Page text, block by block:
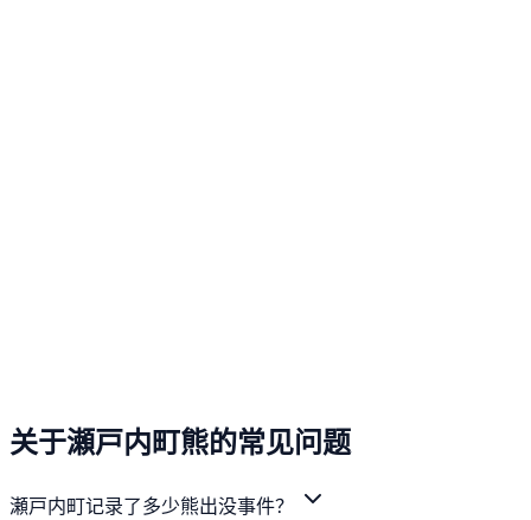
关于瀬戸内町熊的常见问题
瀬戸内町记录了多少熊出没事件？